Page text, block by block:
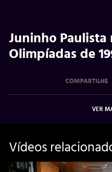
Juninho Paulista
Olimpíadas de
COMPARTILHE
VER
Vídeos